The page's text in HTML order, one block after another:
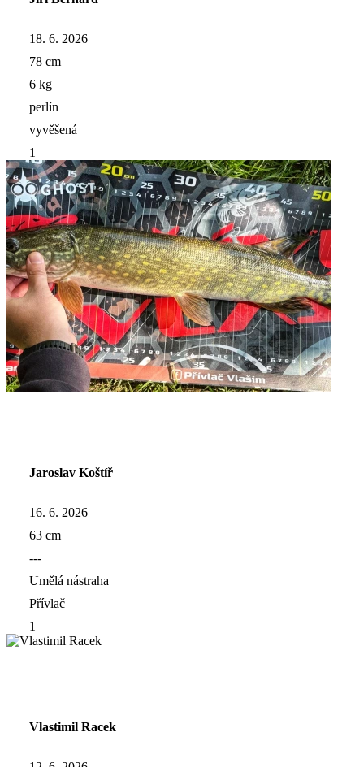
18. 6. 2026
78 cm
6 kg
perlín
vyvěšená
1
Jaroslav Koštíř
16. 6. 2026
63 cm
---
Umělá nástraha
Přívlač
1
Vlastimil Racek